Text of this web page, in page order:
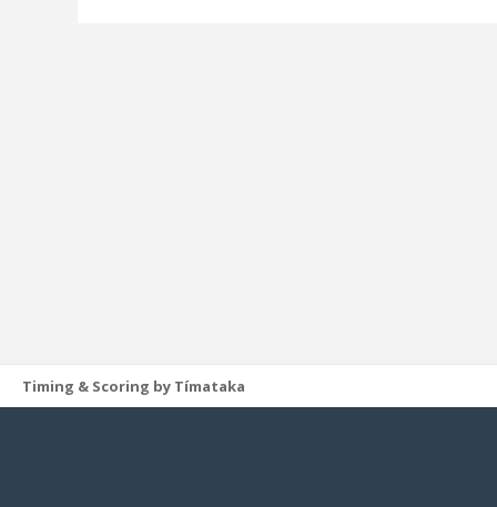
Timing & Scoring by Tímataka